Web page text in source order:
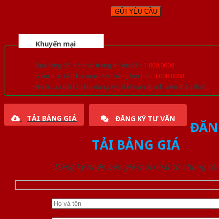
Khuyến mại
Quà tặng đồ nội thất trang trí lên đến 1.000.000đ
Giảm trực tiếp khi mua đơn hàng lớn hơn 3.000.000đ
Nhiều ưu đãi lớn khi đăng ký tài khoản thành viên thân thiết
TẢI BẢNG GIÁ ĐĂNG KÝ TƯ VẤN
TẢI BẢNG GIÁ
Đăng ký nhận báo giá mới nhất từ chúng tôi